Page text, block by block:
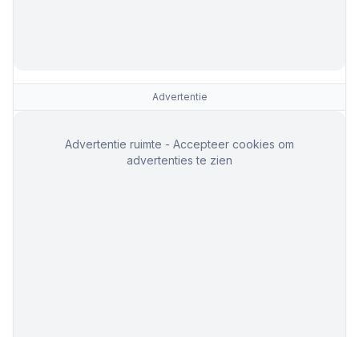
Advertentie
Advertentie ruimte - Accepteer cookies om
advertenties te zien